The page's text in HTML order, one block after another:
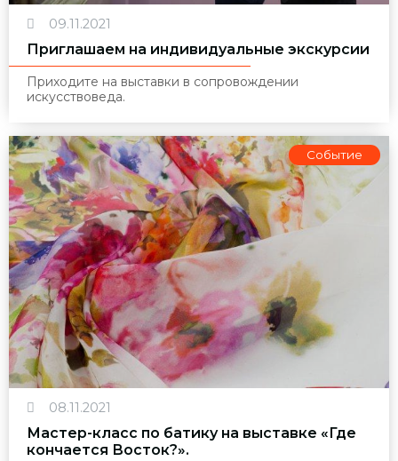
09.11.2021
Приглашаем на индивидуальные экскурсии
Приходите на выставки в сопровождении
искусствоведа.
Событие
08.11.2021
Мастер-класс по батику на выставке «Где
кончается Восток?».